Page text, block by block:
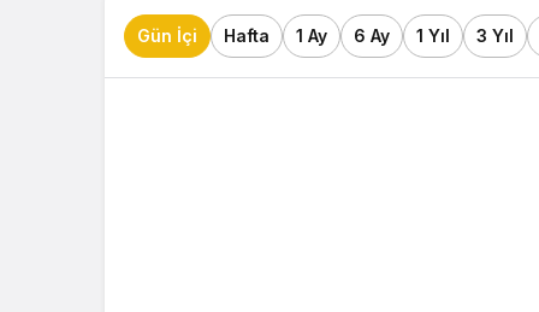
Gün İçi Hafta 1 Ay 6 Ay 1 Yıl 3 Yıl